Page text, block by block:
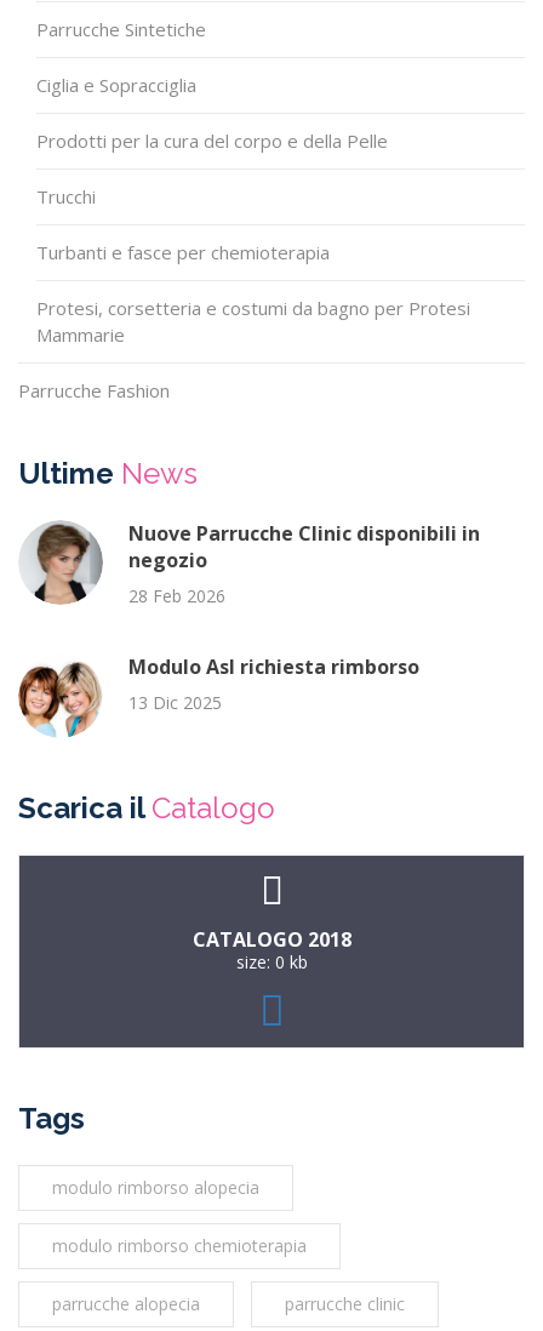
Parrucche Sintetiche
Ciglia e Sopracciglia
Prodotti per la cura del corpo e della Pelle
Trucchi
Turbanti e fasce per chemioterapia
Protesi, corsetteria e costumi da bagno per Protesi
Mammarie
Parrucche Fashion
Ultime News
Nuove Parrucche Clinic disponibili in
negozio
28 Feb 2026
Modulo Asl richiesta rimborso
13 Dic 2025
Scarica ilCatalogo
CATALOGO 2018
size: 0 kb
Tags
modulo rimborso alopecia
modulo rimborso chemioterapia
parrucche alopecia parrucche clinic